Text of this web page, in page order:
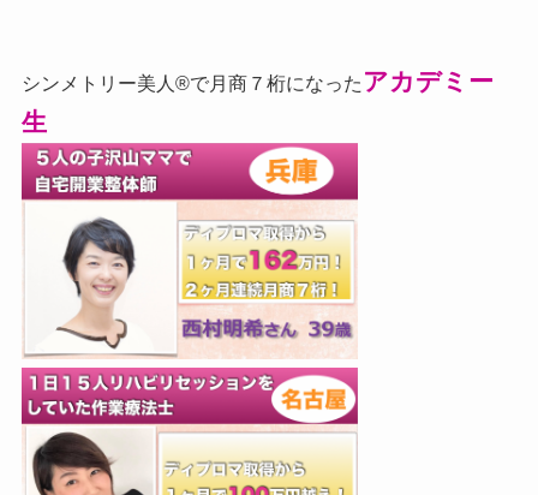
シンメトリー美人®で月商７桁になった アカデミー
生